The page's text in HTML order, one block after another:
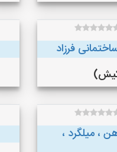
فرزاد
، میلگرد ،